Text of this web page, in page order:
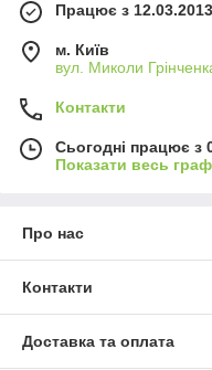
Працює з 12.03.2013
м. Київ
вул. Миколи
Контакти
Сьогодні працює з
Показати весь
Про нас
Контакти
Доставка та оплата